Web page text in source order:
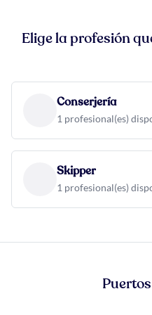
Elige la profesión
Conserjería
1 profesional(es)
Skipper
1 profesional(es)